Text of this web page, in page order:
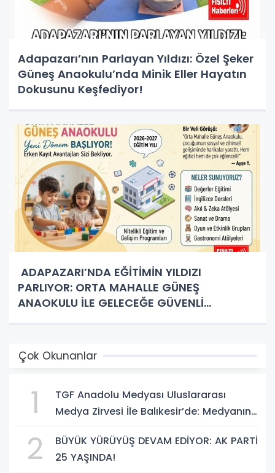
Adapazarı’nın Parlayan Yıldızı: Özel Şeker
Güneş Anaokulu’nda Minik Eller Hayatın
Dokusunu Keşfediyor!
ADAPAZARI’NDA EĞİTİMİN YILDIZI
PARLIYOR: ORTA MAHALLE GÜNEŞ
ANAOKULU İLE GELECEĞE GÜVENLİ
Çok Okunanlar
1
TGF Anadolu Medyası Uluslararası
Medya Zirvesi İle Balıkesir’de: Medyanın
2
BÜYÜK YÜRÜYÜŞ DEVAM EDİYOR: AK PARTİ
25 YAŞINDA!